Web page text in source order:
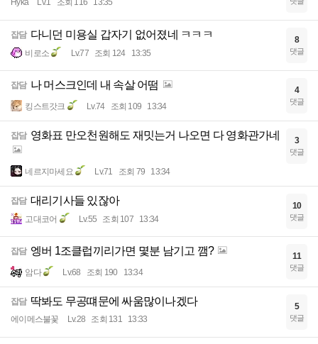
Hyka Lv.1 조회 116 13:35
잡담 다니던 미용실 갑자기 없어졌네 ㅋㅋㅋ
비로소 Lv.77 조회 124 13:35
8
댓글
잡담 나 머스크인데 내 속살 어떰
킹스트갓크 Lv.74 조회 109 13:34
4
댓글
잡담 영화표 만오천원해도 재밋는거 나오면 다 영화관가네
네르지마세요 Lv.71 조회 79 13:34
3
댓글
잡담 대리기사들 있잖아
고대코어 Lv.55 조회 107 13:34
10
댓글
잡담 엥버 1조클럽끼리가면 몇분 남기고 깸?
암다 Lv.68 조회 190 13:34
11
댓글
잡담 딱봐도 무공떄문에 싸움많이나겠다
에이메스불꽃 Lv.28 조회 131 13:33
5
댓글